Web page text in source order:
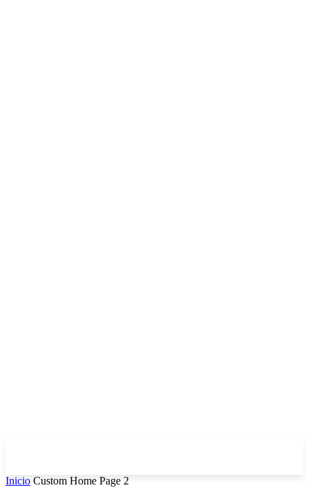
Inicio Custom Home Page 2